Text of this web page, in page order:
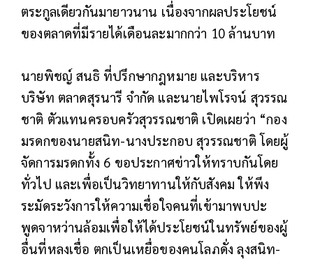
ตระกูลเดียวกันมายาวนาน เนื่องจากผลประโยชน์
ของตลาดที่มีรายได้เดือนละมากกว่า 10 ล้านบาท
นายพิชญ์ สนธิ ที่ปรึกษากฎหมาย และบริหาร
บริษัท ตลาดสุรนารี จำกัด และนายไพโรจน์ สุวรรณ
ชาติ ตัวแทนครอบครัวสุวรรณชาติ เปิดเผยว่า “กอง
มรดกของนายสนิท-นางประกอบ สุวรรณชาติ โดยผู้
จัดการมรดกทั้ง 6 ขอประกาศข่าวให้ทราบกันโดย
ทั่วไป และเพื่อเป็นวิทยาทานให้กับสังคม ให้พึง
ระมัดระวังการให้ความเชื่อใจคนที่เข้ามาพบปะ
พูดจาหว่านล้อมเพื่อให้ได้ประโยชน์ในทรัพย์ของผู้
อื่นที่หลงเชื่อ ตกเป็นเหยื่อของคนโลภดั่ง ลุงสนิท-